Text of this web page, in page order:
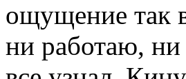
ощущение так
ни работаю,